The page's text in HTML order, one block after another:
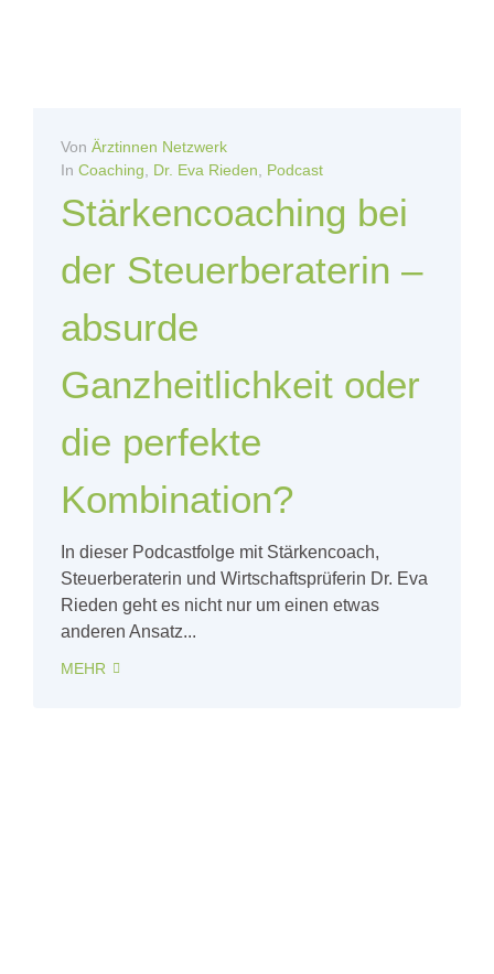
Von Ärztinnen Netzwerk
In Coaching Dr. Eva Rieden Podcast
Stärkencoaching bei
der Steuerberaterin –
absurde
Ganzheitlichkeit oder
die perfekte
Kombination?
In dieser Podcastfolge mit Stärkencoach,
Steuerberaterin und Wirtschaftsprüferin Dr. Eva
Rieden geht es nicht nur um einen etwas
anderen Ansatz...
MEHR